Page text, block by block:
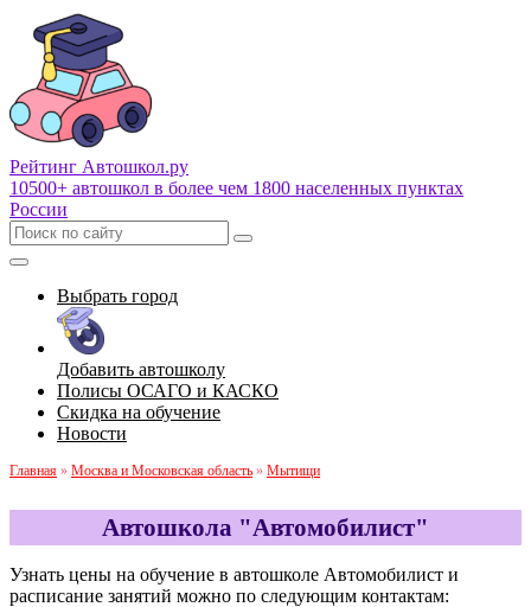
Рейтинг Автошкол.ру
10500+ автошкол в более чем 1800 населенных пунктах
России
Выбрать город
Добавить автошколу
Полисы ОСАГО и КАСКО
Скидка на обучение
Новости
Главная » Москва и Московская область » Мытищи
Автошкола "Автомобилист"
Узнать цены на обучение в автошколе Автомобилист и
расписание занятий можно по следующим контактам: